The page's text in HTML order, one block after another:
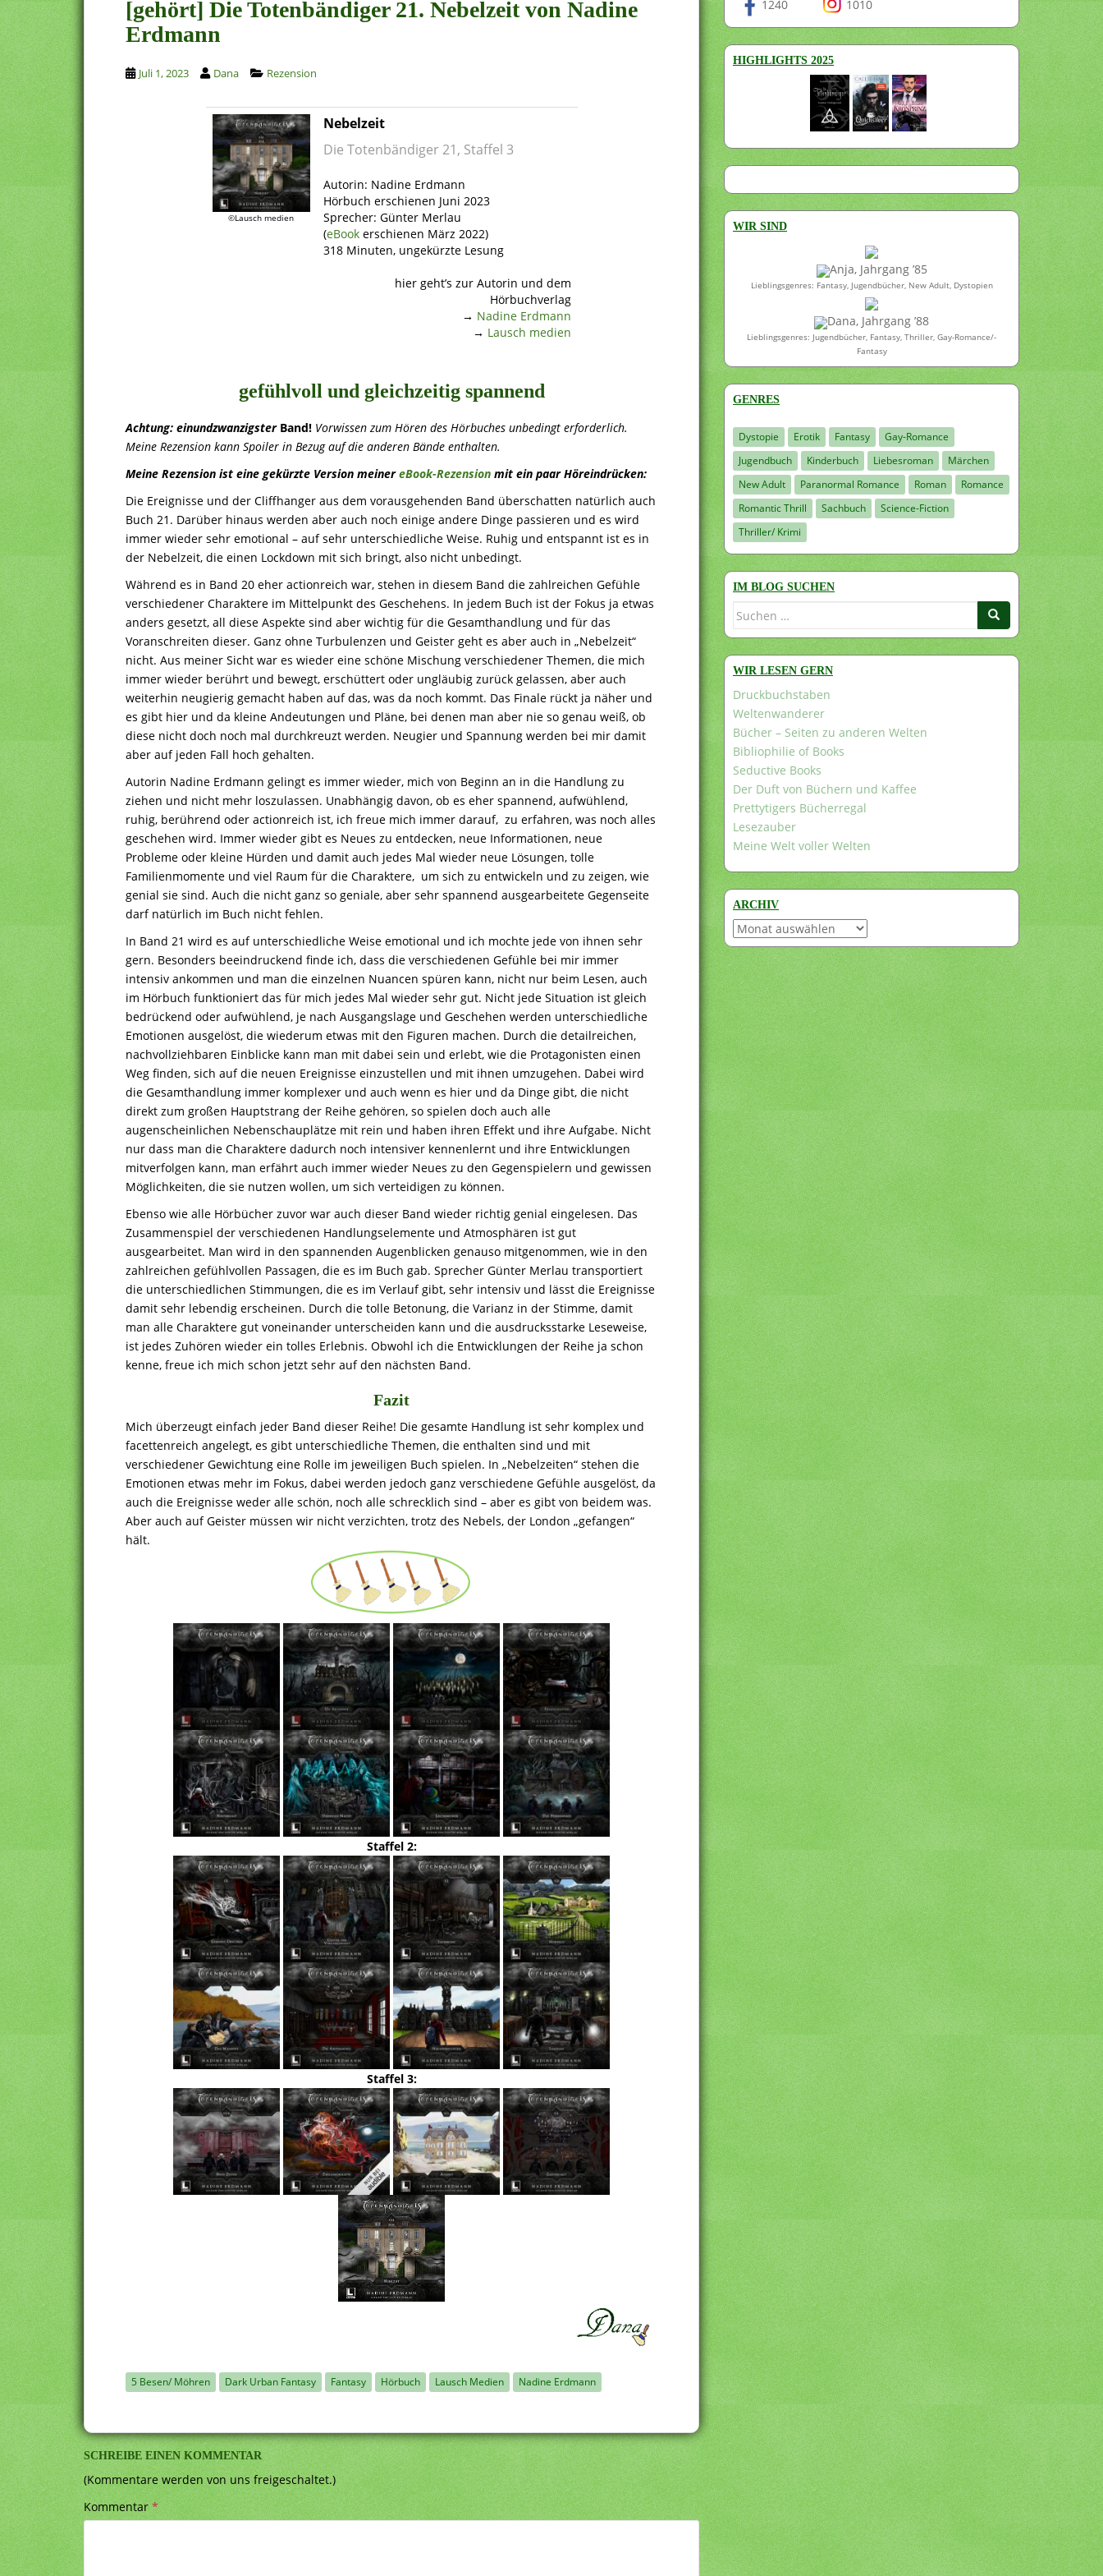
[gehört] Die Totenbändiger 21. Nebelzeit von Nadine
Erdmann
Juli 1, 2023 Dana Rezension
©Lausch medien
Nebelzeit
Die Totenbändiger 21, Staffel 3
Autorin: Nadine Erdmann
Hörbuch erschienen Juni 2023
Sprecher: Günter Merlau
(eBookerschienen März 2022)
318 Minuten, ungekürzte Lesung
hier geht’s zur Autorin und dem
Hörbuchverlag
→ Nadine Erdmann
→ Lausch medien
gefühlvoll und gleichzeitig spannend
Achtung: einundzwanzigsterBand! Vorwissen zum Hören des Hörbuches unbedingt erforderlich.
Meine Rezension kann Spoiler in Bezug auf die anderen Bände enthalten.
Meine Rezension ist eine gekürzte Version meinereBook-Rezension mit ein paar Höreindrücken:
Die Ereignisse und der Cliffhanger aus dem vorausgehenden Band überschatten natürlich auch
Buch 21. Darüber hinaus werden aber auch noch einige andere Dinge passieren und es wird
immer wieder sehr emotional – auf sehr unterschiedliche Weise. Ruhig und entspannt ist es in
der Nebelzeit, die einen Lockdown mit sich bringt, also nicht unbedingt.
Während es in Band 20 eher actionreich war, stehen in diesem Band die zahlreichen Gefühle
verschiedener Charaktere im Mittelpunkt des Geschehens. In jedem Buch ist der Fokus ja etwas
anders gesetzt, all diese Aspekte sind aber wichtig für die Gesamthandlung und für das
Voranschreiten dieser. Ganz ohne Turbulenzen und Geister geht es aber auch in „Nebelzeit“
nicht. Aus meiner Sicht war es wieder eine schöne Mischung verschiedener Themen, die mich
immer wieder berührt und bewegt, erschüttert oder ungläubig zurück gelassen, aber auch
weiterhin neugierig gemacht haben auf das, was da noch kommt. Das Finale rückt ja näher und
es gibt hier und da kleine Andeutungen und Pläne, bei denen man aber nie so genau weiß, ob
diese nicht doch noch mal durchkreuzt werden. Neugier und Spannung werden bei mir damit
aber auf jeden Fall hoch gehalten.
Autorin Nadine Erdmann gelingt es immer wieder, mich von Beginn an in die Handlung zu
ziehen und nicht mehr loszulassen. Unabhängig davon, ob es eher spannend, aufwühlend,
ruhig, berührend oder actionreich ist, ich freue mich immer darauf, zu erfahren, was noch alles
geschehen wird. Immer wieder gibt es Neues zu entdecken, neue Informationen, neue
Probleme oder kleine Hürden und damit auch jedes Mal wieder neue Lösungen, tolle
Familienmomente und viel Raum für die Charaktere, um sich zu entwickeln und zu zeigen, wie
genial sie sind. Auch die nicht ganz so geniale, aber sehr spannend ausgearbeitete Gegenseite
darf natürlich im Buch nicht fehlen.
In Band 21 wird es auf unterschiedliche Weise emotional und ich mochte jede von ihnen sehr
gern. Besonders beeindruckend finde ich, dass die verschiedenen Gefühle bei mir immer
intensiv ankommen und man die einzelnen Nuancen spüren kann, nicht nur beim Lesen, auch
im Hörbuch funktioniert das für mich jedes Mal wieder sehr gut. Nicht jede Situation ist gleich
bedrückend oder aufwühlend, je nach Ausgangslage und Geschehen werden unterschiedliche
Emotionen ausgelöst, die wiederum etwas mit den Figuren machen. Durch die detailreichen,
nachvollziehbaren Einblicke kann man mit dabei sein und erlebt, wie die Protagonisten einen
Weg finden, sich auf die neuen Ereignisse einzustellen und mit ihnen umzugehen. Dabei wird
die Gesamthandlung immer komplexer und auch wenn es hier und da Dinge gibt, die nicht
direkt zum großen Hauptstrang der Reihe gehören, so spielen doch auch alle
augenscheinlichen Nebenschauplätze mit rein und haben ihren Effekt und ihre Aufgabe. Nicht
nur dass man die Charaktere dadurch noch intensiver kennenlernt und ihre Entwicklungen
mitverfolgen kann, man erfährt auch immer wieder Neues zu den Gegenspielern und gewissen
Möglichkeiten, die sie nutzen wollen, um sich verteidigen zu können.
Ebenso wie alle Hörbücher zuvor war auch dieser Band wieder richtig genial eingelesen. Das
Zusammenspiel der verschiedenen Handlungselemente und Atmosphären ist gut
ausgearbeitet. Man wird in den spannenden Augenblicken genauso mitgenommen, wie in den
zahlreichen gefühlvollen Passagen, die es im Buch gab. Sprecher Günter Merlau transportiert
die unterschiedlichen Stimmungen, die es im Verlauf gibt, sehr intensiv und lässt die Ereignisse
damit sehr lebendig erscheinen. Durch die tolle Betonung, die Varianz in der Stimme, damit
man alle Charaktere gut voneinander unterscheiden kann und die ausdrucksstarke Leseweise,
ist jedes Zuhören wieder ein tolles Erlebnis. Obwohl ich die Entwicklungen der Reihe ja schon
kenne, freue ich mich schon jetzt sehr auf den nächsten Band.
Fazit
Mich überzeugt einfach jeder Band dieser Reihe! Die gesamte Handlung ist sehr komplex und
facettenreich angelegt, es gibt unterschiedliche Themen, die enthalten sind und mit
verschiedener Gewichtung eine Rolle im jeweiligen Buch spielen. In „Nebelzeiten“ stehen die
Emotionen etwas mehr im Fokus, dabei werden jedoch ganz verschiedene Gefühle ausgelöst, da
auch die Ereignisse weder alle schön, noch alle schrecklich sind – aber es gibt von beidem was.
Aber auch auf Geister müssen wir nicht verzichten, trotz des Nebels, der London „gefangen“
hält.
Staffel 2:
Staffel 3:
5 Besen/ Möhren Dark Urban Fantasy Fantasy Hörbuch Lausch Medien Nadine Erdmann
SCHREIBE EINEN KOMMENTAR
(Kommentare werden von uns freigeschaltet.)
Kommentar*
1240 1010
HIGHLIGHTS 2025
WIR SIND
Anja, Jahrgang ’85
Lieblingsgenres: Fantasy, Jugendbücher, New Adult, Dystopien
Dana, Jahrgang ’88
Lieblingsgenres: Jugendbücher, Fantasy, Thriller, Gay-Romance/-
Fantasy
GENRES
Dystopie Erotik Fantasy
Gay-Romance
Jugendbuch
Kinderbuch Liebesroman
Märchen
New Adult
Paranormal Romance Roman
Romance
Romantic Thrill
Sachbuch
Science-Fiction
Thriller/ Krimi
IM BLOG SUCHEN
Suchen
WIR LESEN GERN
Druckbuchstaben
Weltenwanderer
Bücher – Seiten zu anderen Welten
Bibliophilie of Books
Seductive Books
Der Duft von Büchern und Kaffee
Prettytigers Bücherregal
Lesezauber
Meine Welt voller Welten
ARCHIV
Archiv